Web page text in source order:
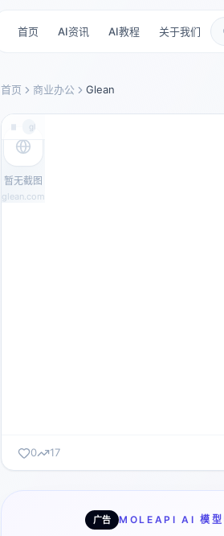
首页 AI资讯 AI教程 关于我们
首页 商业办公 Glean
glean.com
暂无截图
glean.com
0 17
广告 MOLEAPI AI 模型